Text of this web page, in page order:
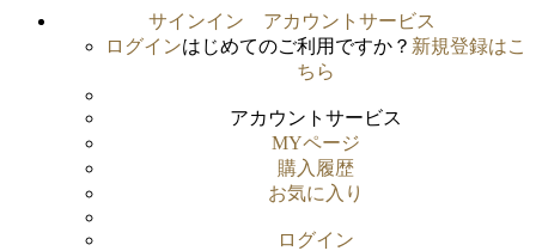
サインイン
アカウントサービス
ログインはじめてのご利用ですか？ 新規登録はこ
ちら
アカウントサービス
MYページ
購入履歴
お気に入り
ログイン